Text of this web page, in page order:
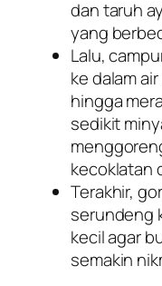
dan taruh
yang
Lalu,
ke dalam
hingga
sedikit
kecoklatan
Terakhir,
serundeng
kecil agar
semakin